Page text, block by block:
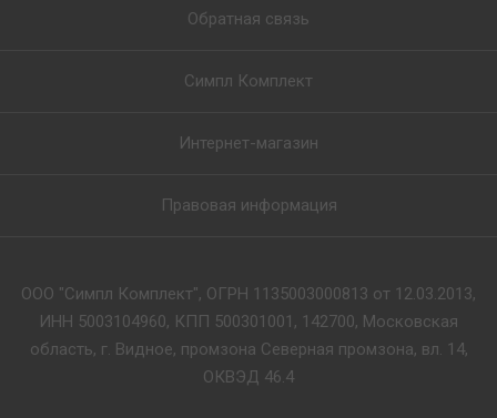
Обратная связь
Симпл Комплект
Интернет-магазин
Правовая информация
ООО "Симпл Комплект", ОГРН 1135003000813 от 12.03.2013,
ИНН 5003104960, КПП 500301001, 142700, Московская
область, г. Видное, промзона Северная промзона, вл. 14,
ОКВЭД 46.4